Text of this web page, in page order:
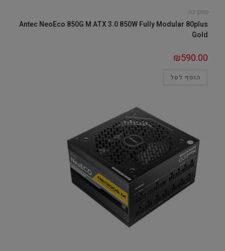
ספקי כח
Antec NeoEco 850G M ATX 3.0 850W Fully Modular 80plus
Gold
₪590.00
הוסף לסל